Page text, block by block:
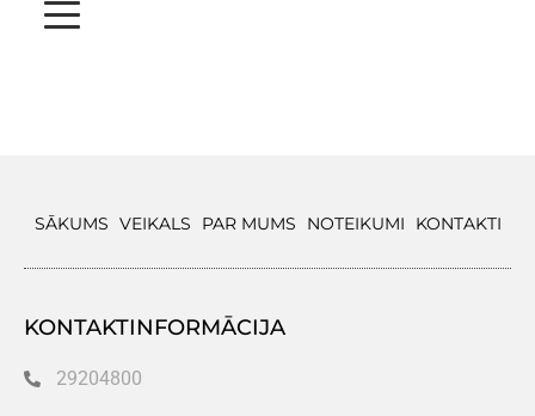
SĀKUMS VEIKALS PAR MUMS NOTEIKUMI KONTAKTI
KONTAKTINFORMĀCIJA
29204800